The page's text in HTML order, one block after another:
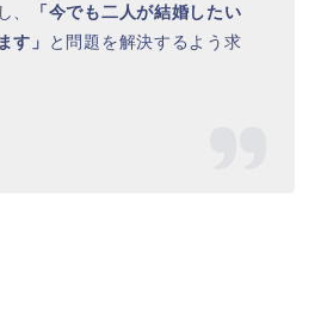
、
「今でも二人が結婚したい
す」
と問題を解決するよう求